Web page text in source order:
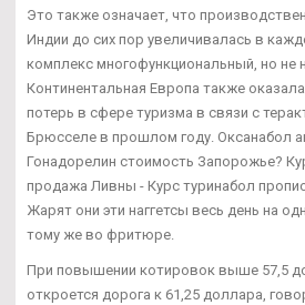
Это также означает, что
Индии до сих пор увеличивалась в
комплекс многофункциональный, но не
Континентальная Европа также
потерь в сфере туризма в связи с
Брюсселе в прошлом году. Оксанабол
Гонадорелин стоимость Запорожье?
продажа Ливны - Курс туринабол
Жарят они эти наггетсы весь день на
тому же во фритюре.
При повышении котировок выше 57,5
откроется дорога к 61,25 доллара,